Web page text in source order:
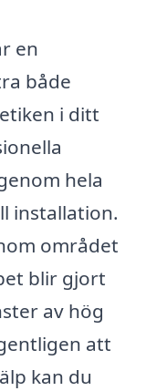
en
både
i ditt
hela
installation.
området
blir gjort
av hög
att
kan du